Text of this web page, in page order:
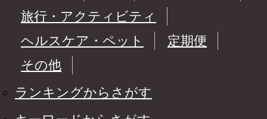
旅行・アクティビティ
ヘルスケア・ペット
定期便
その他
ランキングからさがす